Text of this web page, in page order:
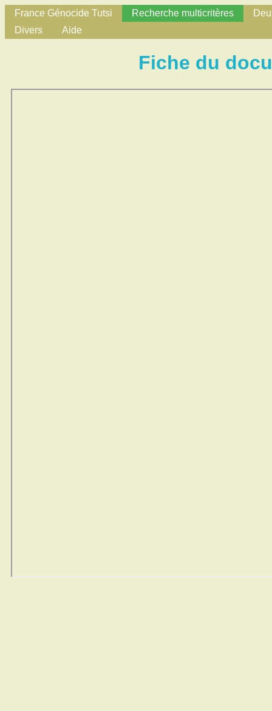
France Génocide Tutsi Recherche multicritères
Divers
Aide
Fiche du